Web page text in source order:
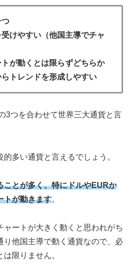
つ
受けやすい（他国主導でチャ
トが動くとは限らずどちらか
トレンドを形成しやすい
3つを合わせて世界三大通貨と言
多い通貨と言えるでしょう。
ことが多く、特にドルやEURか
トが動きます。
ャートが大きく動くと思われがち
り他国主導で動く通貨なので、必
限りません。